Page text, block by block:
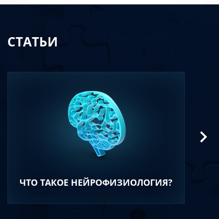
СТАТЬИ
ЧТО ТАКОЕ НЕЙРОФИЗИОЛОГИЯ?